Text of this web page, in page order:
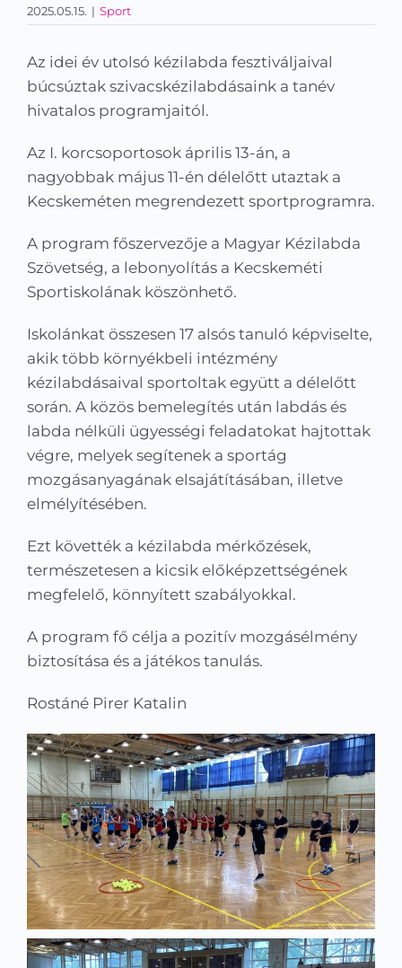
KRÉTA
2025.05.15. | Sport
Az idei év utolsó kézilabda fesztiváljaival
búcsúztak szivacskézilabdásaink a tanév
hivatalos programjaitól.
Az I. korcsoportosok április 13-án, a
nagyobbak május 11-én délelőtt utaztak a
Kecskeméten megrendezett sportprogramra.
A program főszervezője a Magyar Kézilabda
Szövetség, a lebonyolítás a Kecskeméti
Sportiskolának köszönhető.
Iskolánkat összesen 17 alsós tanuló képviselte,
akik több környékbeli intézmény
kézilabdásaival sportoltak együtt a délelőtt
során. A közös bemelegítés után labdás és
labda nélküli ügyességi feladatokat hajtottak
végre, melyek segítenek a sportág
mozgásanyagának elsajátításában, illetve
elmélyítésében.
Ezt követték a kézilabda mérkőzések,
természetesen a kicsik előképzettségének
megfelelő, könnyített szabályokkal.
A program fő célja a pozitív mozgásélmény
biztosítása és a játékos tanulás.
Rostáné Pirer Katalin